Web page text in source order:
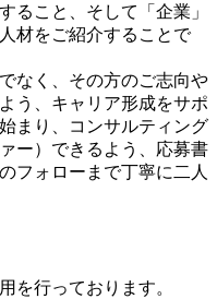
ること、そして「企業」
材をご紹介することで
なく、その方のご志向や
う、キャリア形成をサポ
まり、コンサルティング
ー）できるよう、応募書
フォローまで丁寧に二人
を行っております。